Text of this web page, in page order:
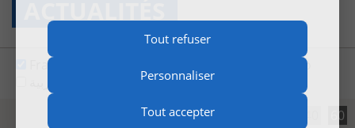
Tout refuser
Personnaliser
Tout accepter
Français
Italiano
Résultats par page : 60